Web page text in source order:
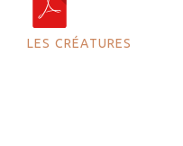
LES CRÉATURES